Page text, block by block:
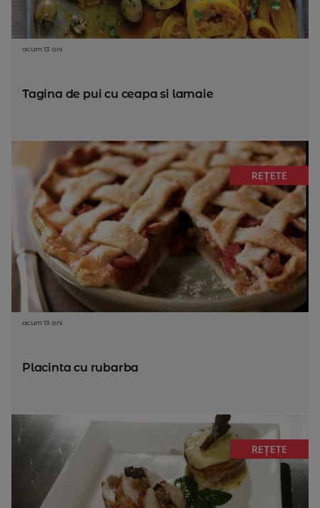
acum 13 ani
Tagina de pui cu ceapa si lamaie
REȚETE
acum 13 ani
Placinta cu rubarba
REȚETE